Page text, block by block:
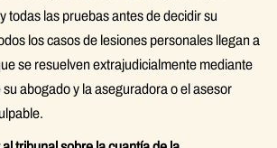
todas las pruebas antes de decidir su
los casos de lesiones personales llegan a
se resuelven extrajudicialmente mediante
abogado y la aseguradora o el asesor